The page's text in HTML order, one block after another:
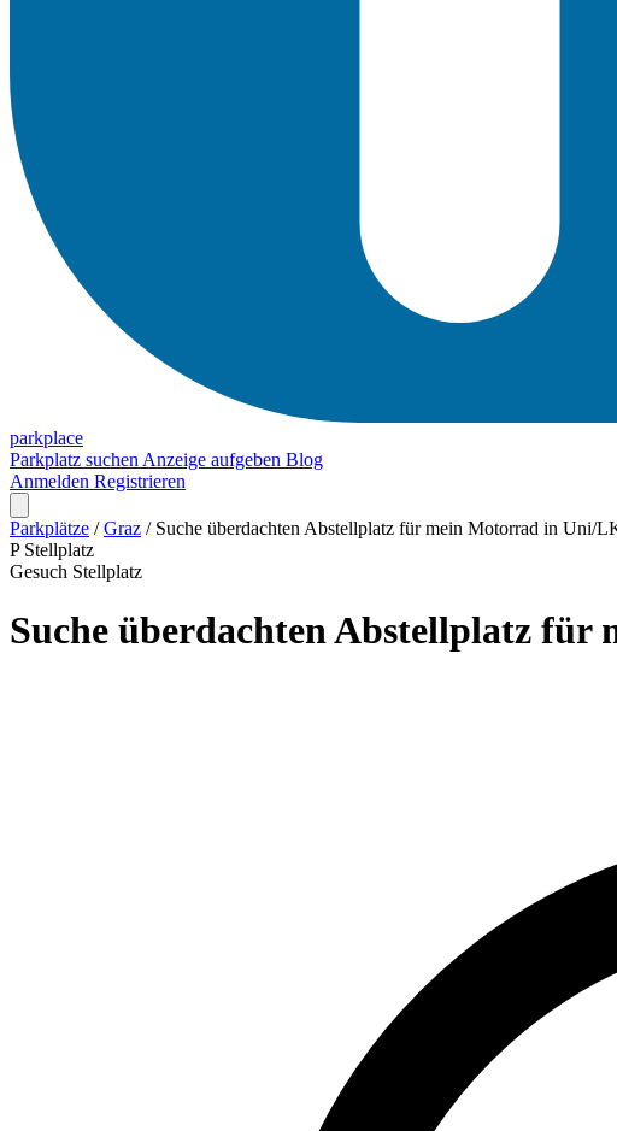
parkplace
Parkplatz suchen Anzeige aufgeben Blog
Anmelden Registrieren
Parkplätze / Graz / Suche überdachten Abstellplatz für mein Motorrad in Uni/
P Stellplatz
Gesuch Stellplatz
Suche überdachten Abstellplatz